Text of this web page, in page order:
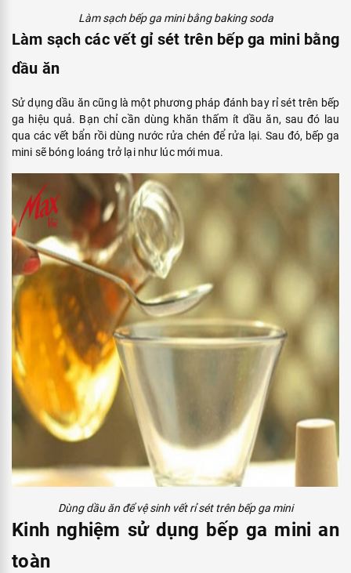
Làm sạch bếp ga mini bằng baking soda
Làm sạch các vết gỉ sét trên bếp ga mini bằng
dầu ăn
Sử dụng dầu ăn cũng là một phương pháp đánh bay rỉ sét trên bếp
ga hiệu quả. Bạn chỉ cần dùng khăn thấm ít dầu ăn, sau đó lau
qua các vết bẩn rồi dùng nước rửa chén để rửa lại. Sau đó, bếp ga
mini sẽ bóng loáng trở lại như lúc mới mua.
Dùng dầu ăn để vệ sinh vết rỉ sét trên bếp ga mini
Kinh nghiệm sử dụng bếp ga mini an
toàn